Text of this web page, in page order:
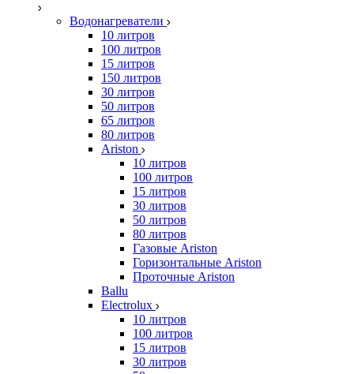
Водонагреватели
10 литров
100 литров
15 литров
150 литров
30 литров
50 литров
65 литров
80 литров
Ariston
10 литров
100 литров
15 литров
30 литров
50 литров
80 литров
Газовые Ariston
Горизонтальные Ariston
Проточные Ariston
Ballu
Electrolux
10 литров
100 литров
15 литров
30 литров